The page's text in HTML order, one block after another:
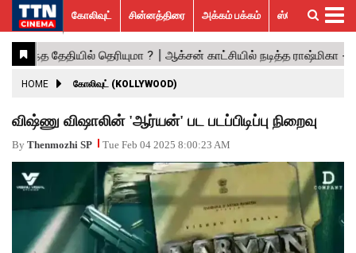
கோலிவுட்
சின்னத்திரை
பாலிவுட்
ஹாலிவுட்
அக்கம்
பக்கம்
ஸ்பெஷல்
ஸ்டோரீஸ்
விமர்சனம்
GALLERY
ACTRESS
ACTORS
MOVIESTILLS
EVENTS
VIDEOS
What’s
Hot
Trending
News
கோலிவுட் சின்னத்திரை அக்கம் பக்கம் ஸ்பெஷல் ஸ்டோரீஸ்
HOME கோலிவுட் (KOLLYWOOD)
விஷ்ணு விஷாலின் 'ஆர்யன்' பட படப்பிடிப்பு நிறைவு
By Thenmozhi SP Tue Feb 04 2025 8:00:23 AM